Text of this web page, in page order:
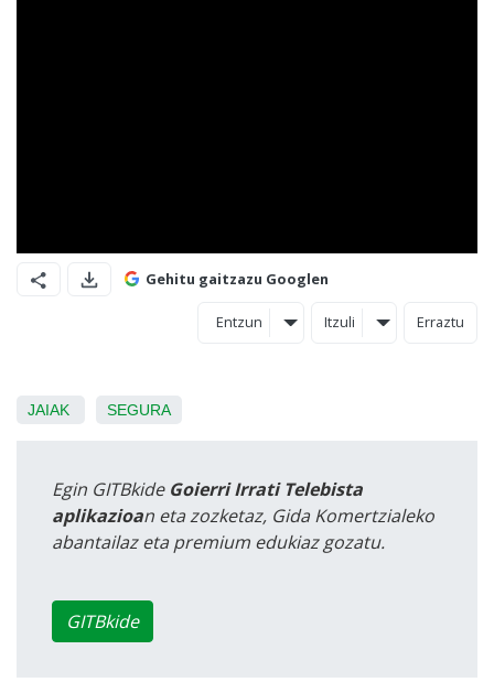
Gehitu gaitzazu Googlen
Entzun Itzuli Erraztu
JAIAK SEGURA
Egin GITBkide Goierri Irrati Telebista
aplikazioan eta zozketaz, Gida Komertzialeko
abantailaz eta premium edukiaz gozatu.
GITBkide